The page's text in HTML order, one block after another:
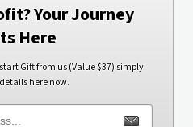
Your Journey
Here
Gift from us (Value $37) simply
here now.